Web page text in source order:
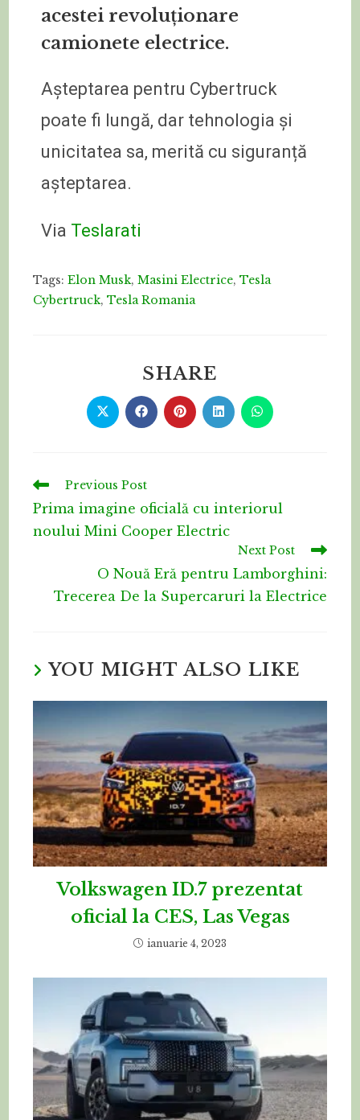
acestei revoluționare
camionete electrice.
Așteptarea pentru Cybertruck
poate fi lungă, dar tehnologia și
unicitatea sa, merită cu siguranță
așteptarea.
Via Teslarati
Tags:Elon Musk,Masini Electrice,Tesla
Cybertruck,Tesla Romania
SHARE
Previous Post
Prima imagine oficială cu interiorul
noului Mini Cooper Electric
Next Post
O Nouă Eră pentru Lamborghini:
Trecerea De la Supercaruri la Electrice
YOU MIGHT ALSO LIKE
Volkswagen ID.7 prezentat
oficial la CES, Las Vegas
ianuarie 4, 2023